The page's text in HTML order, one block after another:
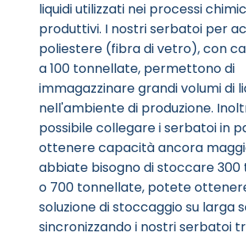
liquidi utilizzati nei processi
produttivi. I nostri serbatoi per
poliestere (fibra di vetro), con
a 100 tonnellate, permettono di
immagazzinare grandi volumi di
nell'ambiente di produzione.
possibile collegare i serbatoi in
ottenere capacità ancora
abbiate bisogno di stoccare
o 700 tonnellate, potete
soluzione di stoccaggio su larga
sincronizzando i nostri serbatoi